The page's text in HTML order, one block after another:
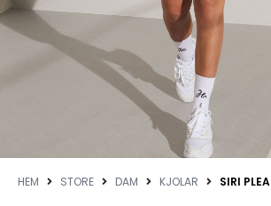
HEM STORE DAM KJOLAR SIRI